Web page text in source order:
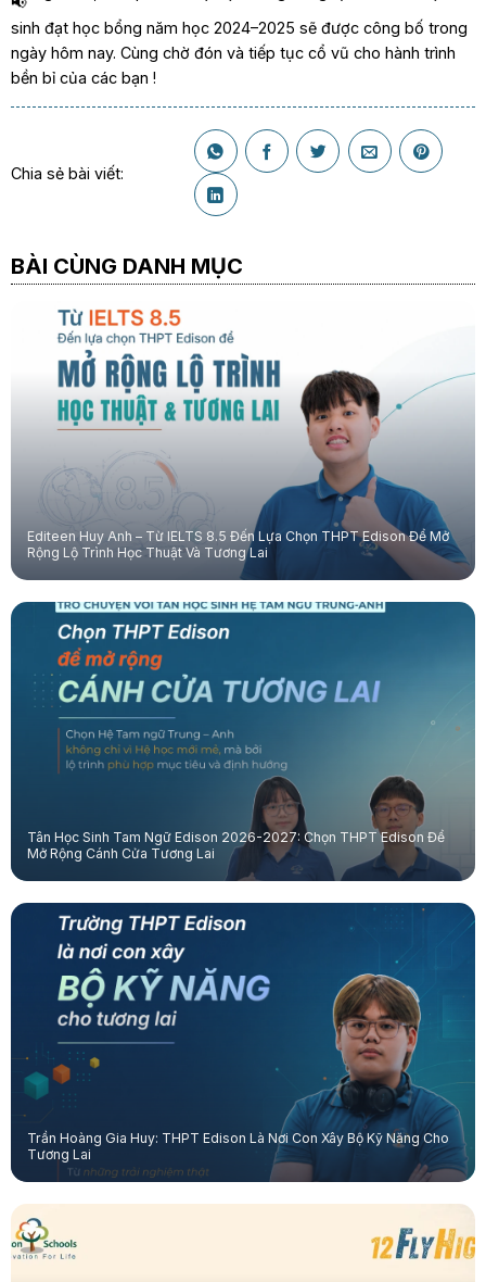
sinh đạt học bổng năm học 2024–2025 sẽ được công bố trong
ngày hôm nay. Cùng chờ đón và tiếp tục cổ vũ cho hành trình
bền bỉ của các bạn !
Chia sẻ bài viết:
BÀI CÙNG DANH MỤC
Editeen Huy Anh – Từ IELTS 8.5 Đến Lựa Chọn THPT Edison Để Mở
Rộng Lộ Trình Học Thuật Và Tương Lai
Tân Học Sinh Tam Ngữ Edison 2026-2027: Chọn THPT Edison Để
Mở Rộng Cánh Cửa Tương Lai
Trần Hoàng Gia Huy: THPT Edison Là Nơi Con Xây Bộ Kỹ Năng Cho
Tương Lai